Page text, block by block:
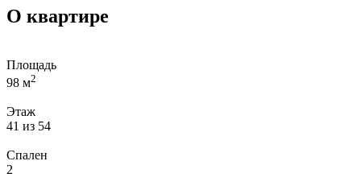
О квартире
Площадь
98 м2
Этаж
41 из 54
Спален
2